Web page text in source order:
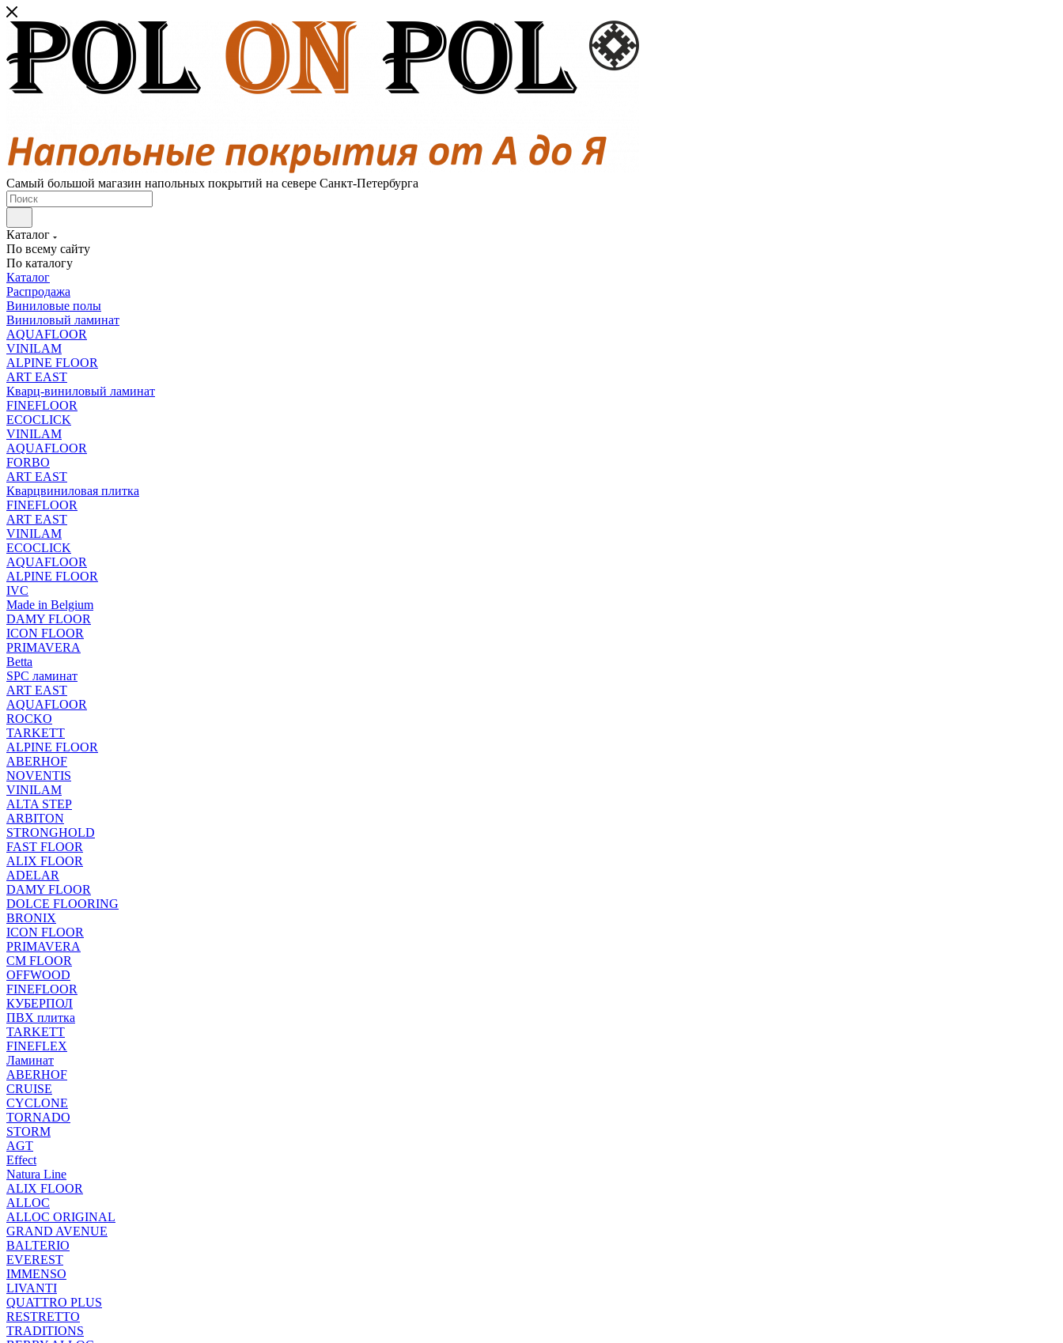
Самый большой магазин напольных покрытий на севере Санкт-Петербурга
Каталог
По всему сайту
По каталогу
Каталог
Распродажа
Виниловые полы
Виниловый ламинат
AQUAFLOOR
VINILAM
ALPINE FLOOR
ART EAST
Кварц-виниловый ламинат
FINEFLOOR
ECOCLICK
VINILAM
AQUAFLOOR
FORBO
ART EAST
Кварцвиниловая плитка
FINEFLOOR
ART EAST
VINILAM
ECOCLICK
AQUAFLOOR
ALPINE FLOOR
IVC
Made in Belgium
DAMY FLOOR
ICON FLOOR
PRIMAVERA
Betta
SPC ламинат
ART EAST
AQUAFLOOR
ROCKO
TARKETT
ALPINE FLOOR
ABERHOF
NOVENTIS
VINILAM
ALTA STEP
ARBITON
STRONGHOLD
FAST FLOOR
ALIX FLOOR
ADELAR
DAMY FLOOR
DOLCE FLOORING
BRONIX
ICON FLOOR
PRIMAVERA
CM FLOOR
OFFWOOD
FINEFLOOR
КУБЕРПОЛ
ПВХ плитка
TARKETT
FINEFLEX
Ламинат
ABERHOF
CRUISE
CYCLONE
TORNADO
STORM
AGT
Effect
Natura Line
ALIX FLOOR
ALLOC
ALLOC ORIGINAL
GRAND AVENUE
BALTERIO
EVEREST
IMMENSO
LIVANTI
QUATTRO PLUS
RESTRETTO
TRADITIONS